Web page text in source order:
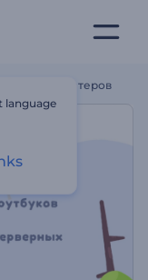
Компьютеров
language